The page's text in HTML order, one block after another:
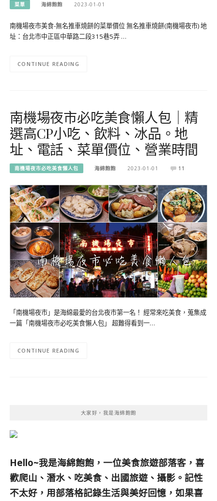
菜單 海綿飽飽 2023-01-01
南機場夜市美食-無名推車燒餅的菜單價位 無名推車燒餅(南機場夜市) 地
址：台北市中正區中華路二段315巷5弄 …
CONTINUE READING
南機場夜市必吃美食懶人包｜精
選高CP小吃、飲料、冰品。地
址、電話、菜單價位、營業時間
南機場夜市必吃美食懶人包 海綿飽飽 2023-01-01 11
「南機場夜市」是海綿最愛的台北夜市第一名！ 經常來吃美食，蒐集成
一篇「南機場夜市必吃美食懶人包」 超難得看到一…
CONTINUE READING
大家好，我是海綿飽飽
Hello~我是海綿飽飽，一位美食旅遊部落客， 喜
歡爬山、潛水、吃美食、出國旅遊、攝影。 記性
不太好，用部落格記錄生活與美好回憶， 如果喜